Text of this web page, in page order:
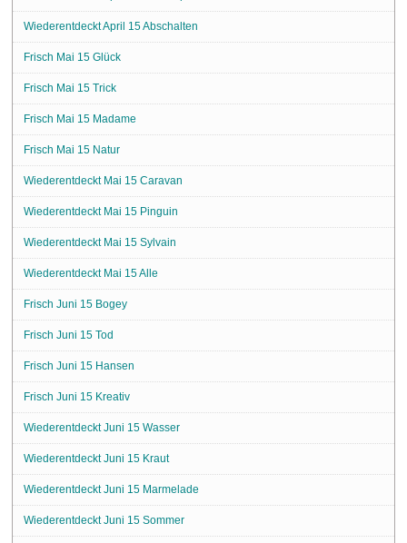
Wiederentdeckt April 15 Abschalten
Frisch Mai 15 Glück
Frisch Mai 15 Trick
Frisch Mai 15 Madame
Frisch Mai 15 Natur
Wiederentdeckt Mai 15 Caravan
Wiederentdeckt Mai 15 Pinguin
Wiederentdeckt Mai 15 Sylvain
Wiederentdeckt Mai 15 Alle
Frisch Juni 15 Bogey
Frisch Juni 15 Tod
Frisch Juni 15 Hansen
Frisch Juni 15 Kreativ
Wiederentdeckt Juni 15 Wasser
Wiederentdeckt Juni 15 Kraut
Wiederentdeckt Juni 15 Marmelade
Wiederentdeckt Juni 15 Sommer